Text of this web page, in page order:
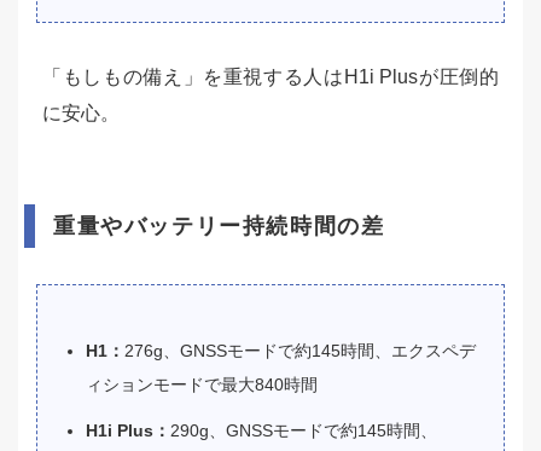
「もしもの備え」を重視する人はH1i Plusが圧倒的
に安心。
重量やバッテリー持続時間の差
H1： 276g、GNSSモードで約145時間、エクスペデ
ィションモードで最大840時間
H1i Plus： 290g、GNSSモードで約145時間、